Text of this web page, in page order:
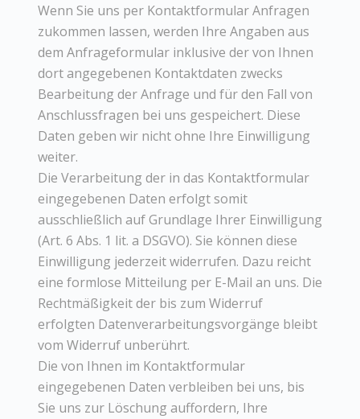
Wenn Sie uns per Kontaktformular Anfragen
zukommen lassen, werden Ihre Angaben aus
dem Anfrageformular inklusive der von Ihnen
dort angegebenen Kontaktdaten zwecks
Bearbeitung der Anfrage und für den Fall von
Anschlussfragen bei uns gespeichert. Diese
Daten geben wir nicht ohne Ihre Einwilligung
weiter.
Die Verarbeitung der in das Kontaktformular
eingegebenen Daten erfolgt somit
ausschließlich auf Grundlage Ihrer Einwilligung
(Art. 6 Abs. 1 lit. a DSGVO). Sie können diese
Einwilligung jederzeit widerrufen. Dazu reicht
eine formlose Mitteilung per E-Mail an uns. Die
Rechtmäßigkeit der bis zum Widerruf
erfolgten Datenverarbeitungsvorgänge bleibt
vom Widerruf unberührt.
Die von Ihnen im Kontaktformular
eingegebenen Daten verbleiben bei uns, bis
Sie uns zur Löschung auffordern, Ihre